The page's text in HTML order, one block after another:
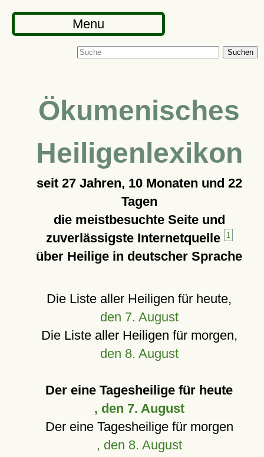
Menu
Suchen
Ökumenisches
Heiligenlexikon
seit 27 Jahren, 10 Monaten und 22
Tagen
die meistbesuchte Seite und
zuverlässigste Internetquelle
1
über Heilige in deutscher Sprache
Die Liste aller Heiligen für heute,
den 7. August
Die Liste aller Heiligen für morgen,
den 8. August
Der eine Tagesheilige für heute
, den 7. August
Der eine Tagesheilige für morgen
, den 8. August